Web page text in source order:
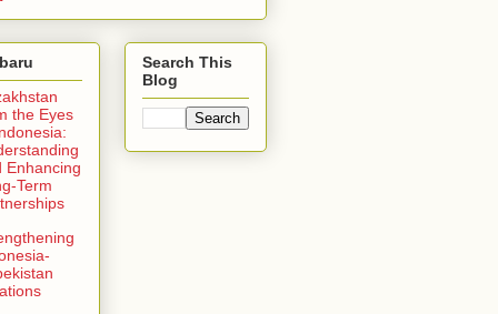
the Eyes
Enhancing
Term
Search This
Blog